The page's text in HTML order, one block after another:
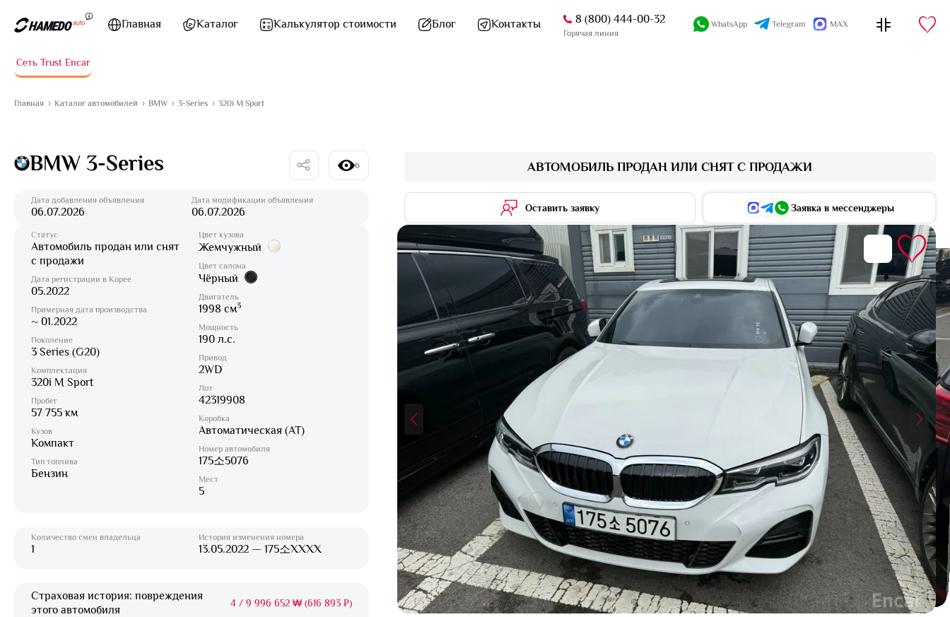
Главная
Каталог Калькулятор стоимости Блог Контакты 8 (800) 444-00-32
Горячая линия
WhatsApp Telegram MAX
Сеть Trust Encar
Главная Каталог автомобилей BMW 3-Series 320i M Sport
BMW 3-Series 6
Дата добавления объявления
06.07.2026
Дата модификации объявления
06.07.2026
АВТОМОБИЛЬ ПРОДАН ИЛИ СНЯТ С ПРОДАЖИ
Оставить заявку Заявка в мессенджеры
Статус
Автомобиль продан или снят
с продажи
Дата регистрации в Корее
05.2022
Примерная дата производства
~ 01.2022
Поколение
3 Series (G20)
Комплектация
320i M Sport
Пробег
57 755 км
Кузов
Компакт
Тип топлива
Бензин
Цвет кузова
Жемчужный
Цвет салона
Чёрный
Двигатель
1998 см3
Мощность
190 л.с.
Привод
2WD
Лот
42319908
Коробка
Автоматическая (AT)
Номер автомобиля
175소5076
Мест
5
Количество смен владельца
1
История изменения номера
13.05.2022 — 175소XXXX
Страховая история: повреждения
этого автомобиля
4 / 9 996 652 ₩ (616 893 ₽)